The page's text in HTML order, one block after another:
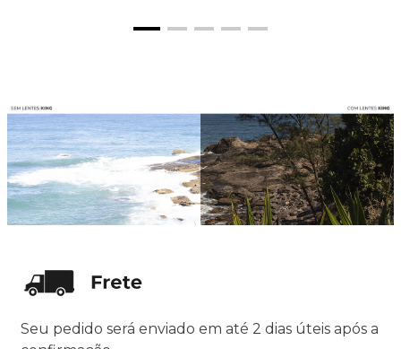
Seu pedido será enviado em até 2 dias úteis após a